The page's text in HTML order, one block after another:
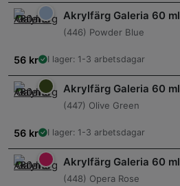
Akrylfärg Galeria 60 ml
(446) Powder Blue
56 kr I lager: 1-3 arbetsdagar
Akrylfärg Galeria 60 ml
(447) Olive Green
56 kr I lager: 1-3 arbetsdagar
Akrylfärg Galeria 60 ml
(448) Opera Rose